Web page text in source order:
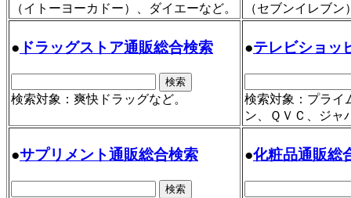
（イトーヨーカドー）、ダイエーなど。
（セブンイレブ
● ドラッグストア通販総合検索
検索対象：爽快ドラッグなど。
●テレビショッ
検索対象：プライ
ン、ＱＶＣ、ジャ
●サプリメント通販総合検索 ●化粧品通販総